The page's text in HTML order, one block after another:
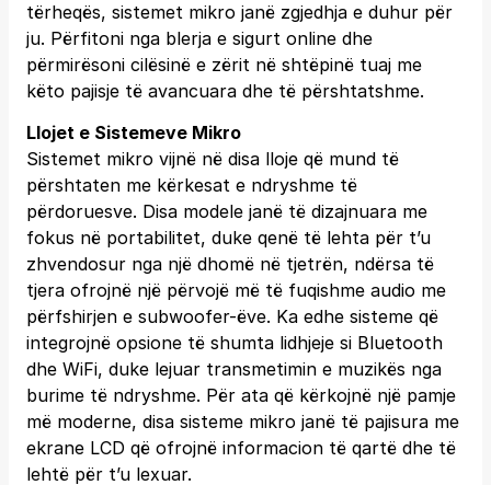
tërheqës, sistemet mikro janë zgjedhja e duhur për
ju. Përfitoni nga blerja e sigurt online dhe
përmirësoni cilësinë e zërit në shtëpinë tuaj me
këto pajisje të avancuara dhe të përshtatshme.
Llojet e Sistemeve Mikro
Sistemet mikro vijnë në disa lloje që mund të
përshtaten me kërkesat e ndryshme të
përdoruesve. Disa modele janë të dizajnuara me
fokus në portabilitet, duke qenë të lehta për t’u
zhvendosur nga një dhomë në tjetrën, ndërsa të
tjera ofrojnë një përvojë më të fuqishme audio me
përfshirjen e subwoofer-ëve. Ka edhe sisteme që
integrojnë opsione të shumta lidhjeje si Bluetooth
dhe WiFi, duke lejuar transmetimin e muzikës nga
burime të ndryshme. Për ata që kërkojnë një pamje
më moderne, disa sisteme mikro janë të pajisura me
ekrane LCD që ofrojnë informacion të qartë dhe të
lehtë për t’u lexuar.